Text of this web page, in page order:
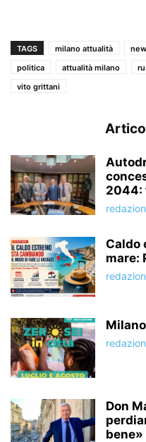
TAGS milano attualità
politica
attualità milano
vito grittani
2044:
Caldo
mare:
Don
bene»